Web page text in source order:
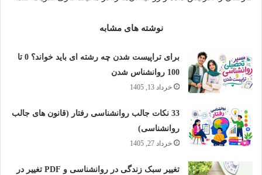
نوشته های مشابه
برای تراپیست شدن چه رشته ای باید خواند؟ 0 تا
100 روانشناس شدن
خرداد 13, 1405
33 نکات جالب روانشناسی رفتار (قانون های جالب
روانشناسی)
خرداد 27, 1405
تغییر سبک زندگی در روانشناسی و PDF تغییر در